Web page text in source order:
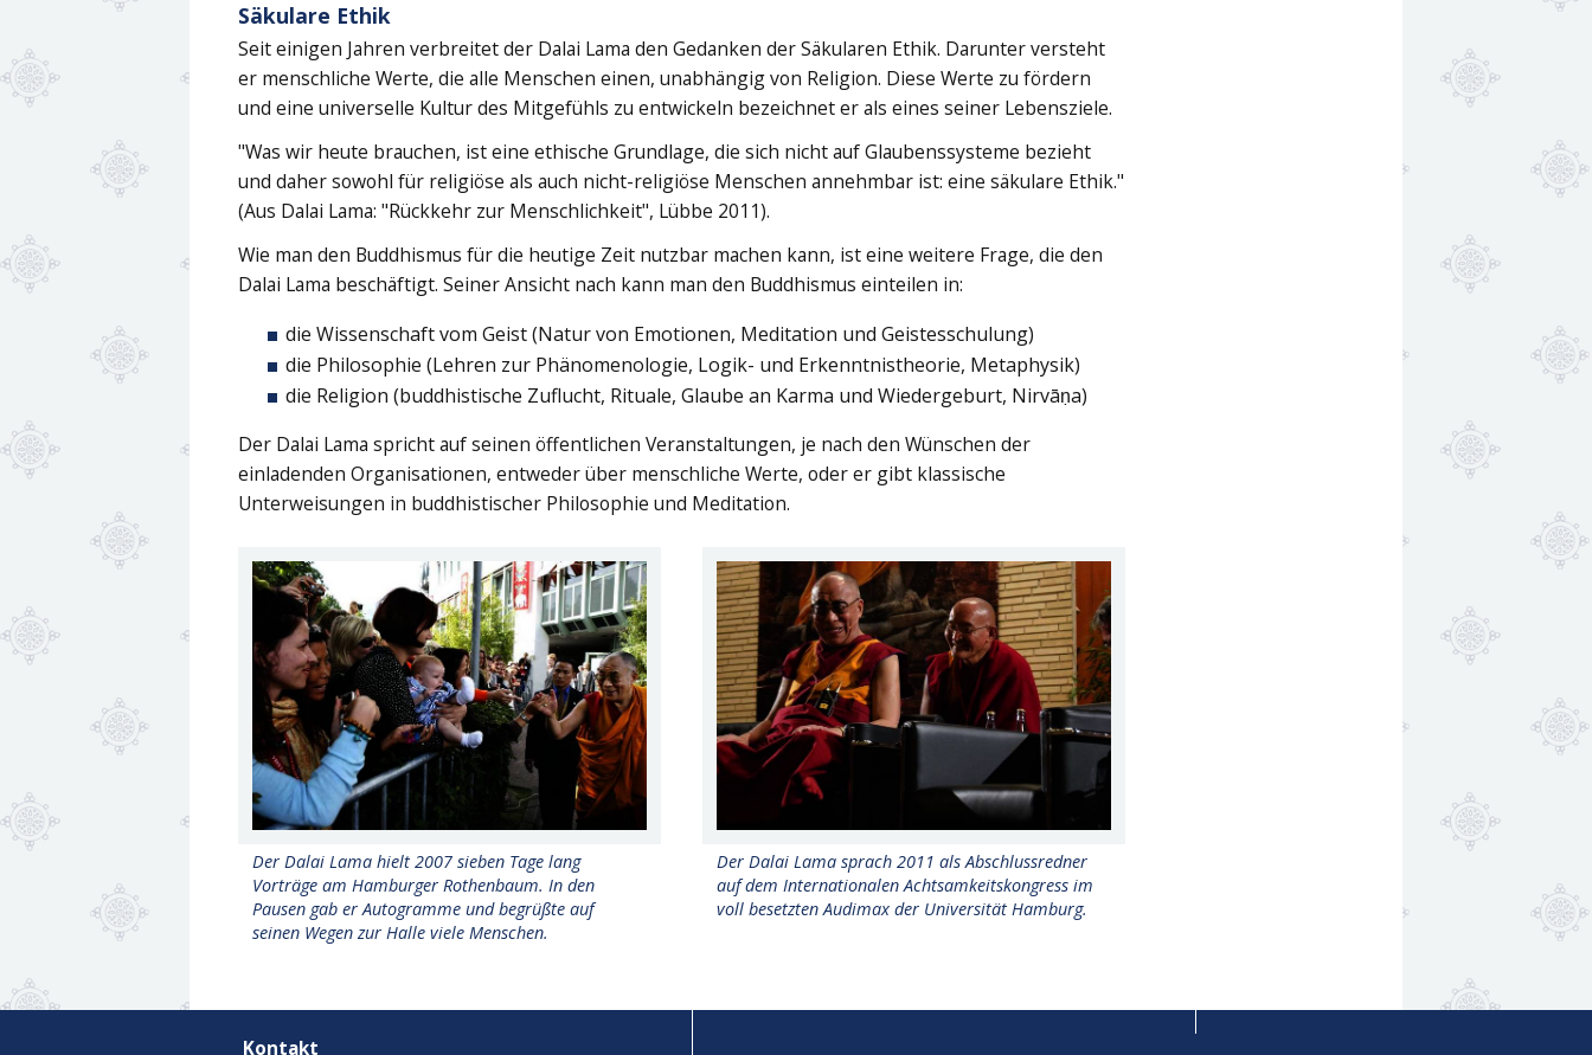
Säkulare Ethik
Seit einigen Jahren verbreitet der Dalai Lama den Gedanken der Säkularen Ethik. Darunter versteht
er menschliche Werte, die alle Menschen einen, unabhängig von Religion. Diese Werte zu fördern
und eine universelle Kultur des Mitgefühls zu entwickeln bezeichnet er als eines seiner Lebensziele.
"Was wir heute brauchen, ist eine ethische Grundlage, die sich nicht auf Glaubenssysteme bezieht
und daher sowohl für religiöse als auch nicht-religiöse Menschen annehmbar ist: eine säkulare Ethik."
(Aus Dalai Lama: "Rückkehr zur Menschlichkeit", Lübbe 2011).
Wie man den Buddhismus für die heutige Zeit nutzbar machen kann, ist eine weitere Frage, die den
Dalai Lama beschäftigt. Seiner Ansicht nach kann man den Buddhismus einteilen in:
die Wissenschaft vom Geist (Natur von Emotionen, Meditation und Geistesschulung)
die Philosophie (Lehren zur Phänomenologie, Logik- und Erkenntnistheorie, Metaphysik)
die Religion (buddhistische Zuflucht, Rituale, Glaube an Karma und Wiedergeburt, Nirvāṇa)
Der Dalai Lama spricht auf seinen öffentlichen Veranstaltungen, je nach den Wünschen der
einladenden Organisationen, entweder über menschliche Werte, oder er gibt klassische
Unterweisungen in buddhistischer Philosophie und Meditation.
Der Dalai Lama hielt 2007 sieben Tage lang
Vorträge am Hamburger Rothenbaum. In den
Pausen gab er Autogramme und begrüßte auf
seinen Wegen zur Halle viele Menschen.
Der Dalai Lama sprach 2011 als Abschlussredner
auf dem Internationalen Achtsamkeitskongress im
voll besetzten Audimax der Universität Hamburg.
Kontakt